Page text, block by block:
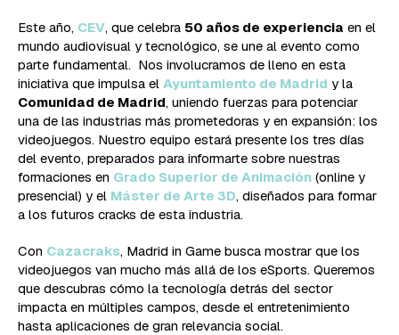
Este año, CEV, que celebra 50 años de experiencia en el
mundo audiovisual y tecnológico, se une al evento como
parte fundamental. Nos involucramos de lleno en esta
iniciativa que impulsa el Ayuntamiento de Madrid y la
Comunidad de Madrid, uniendo fuerzas para potenciar
una de las industrias más prometedoras y en expansión: los
videojuegos. Nuestro equipo estará presente los tres días
del evento, preparados para informarte sobre nuestras
formaciones en Grado Superior de Animación (online y
presencial) y el Máster de Arte 3D, diseñados para formar
a los futuros cracks de esta industria.
Con Cazacraks, Madrid in Game busca mostrar que los
videojuegos van mucho más allá de los eSports. Queremos
que descubras cómo la tecnología detrás del sector
impacta en múltiples campos, desde el entretenimiento
hasta aplicaciones de gran relevancia social.